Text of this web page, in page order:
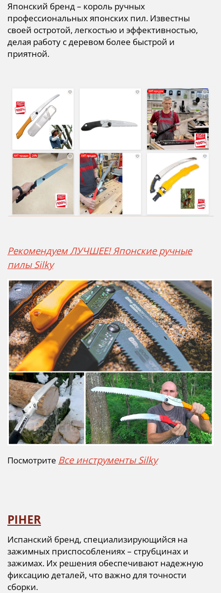
Японский бренд – король ручных
профессиональных японских пил. Известны
своей остротой, легкостью и эффективностью,
делая работу с деревом более быстрой и
приятной.
Рекомендуем ЛУЧШЕЕ! Японские ручные
пилы Silky
Посмотрите Все инструменты Silky
PIHER
Испанский бренд, специализирующийся на
зажимных приспособлениях – струбцинах и
зажимах. Их решения обеспечивают надежную
фиксацию деталей, что важно для точности
сборки.